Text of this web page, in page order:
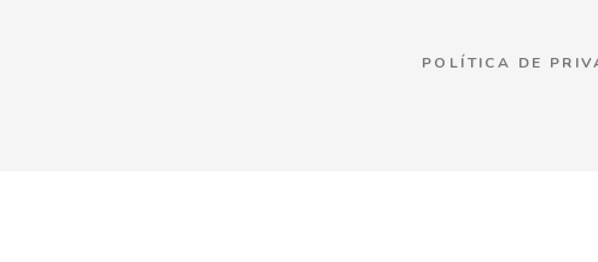
POLÍTICA DE